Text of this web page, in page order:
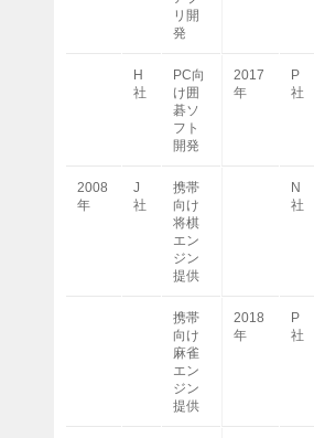
リ開
発
H
社
PC向
け囲
碁ソ
フト
開発
2017
年
P
社
2008
年
J
社
携帯
向け
将棋
エン
ジン
提供
N
社
携帯
向け
麻雀
エン
ジン
提供
2018
年
P
社